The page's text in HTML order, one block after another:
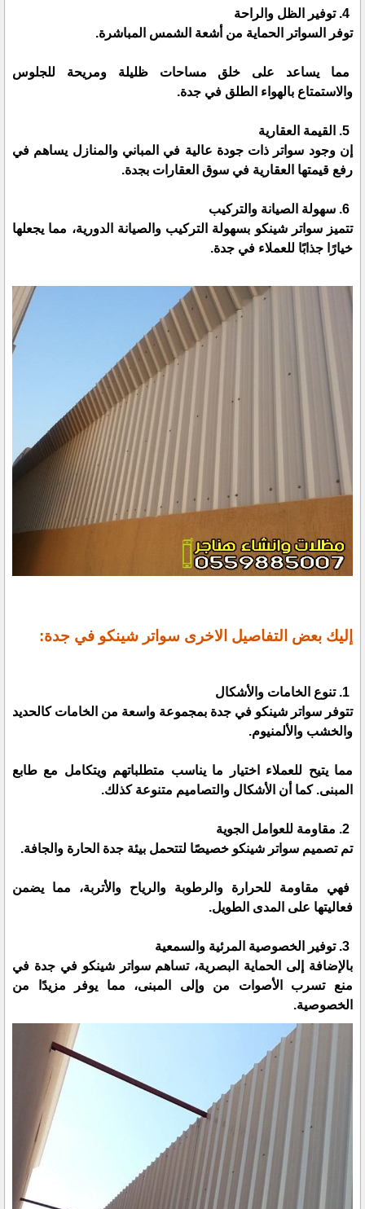
توفر السواتر الحماية من أشعة الشمس المباشرة.
مما يساعد على خلق مساحات ظليلة ومريحة للجلوس
والاستمتاع بالهواء الطلق في جدة.
إن وجود سواتر ذات جودة عالية في المباني والمنازل يساهم في
رفع قيمتها العقارية في سوق العقارات بجدة.
تتميز سواتر شينكو بسهولة التركيب والصيانة الدورية، مما يجعلها
خيارًا جذابًا للعملاء في جدة.
إليك بعض التفاصيل الاخرى سواتر شينكو في جدة:
تتوفر سواتر شينكو في جدة بمجموعة واسعة من الخامات كالحديد
والخشب والألمنيوم.
مما يتيح للعملاء اختيار ما يناسب متطلباتهم ويتكامل مع طابع
المبنى. كما أن الأشكال والتصاميم متنوعة كذلك.
تم تصميم سواتر شينكو خصيصًا لتتحمل بيئة جدة الحارة والجافة.
فهي مقاومة للحرارة والرطوبة والرياح والأتربة، مما يضمن
فعاليتها على المدى الطويل.
بالإضافة إلى الحماية البصرية، تساهم سواتر شينكو في جدة في
منع تسرب الأصوات من وإلى المبنى، مما يوفر مزيدًا من
الخصوصية.